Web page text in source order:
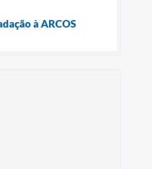
à ARCOS